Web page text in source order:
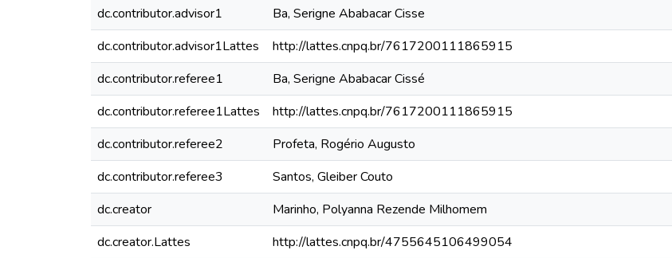
dc.contributor.advisor1
Ba, Serigne Ababacar Cisse
dc.contributor.advisor1Lattes
http://lattes.cnpq.br/7617200111865915
dc.contributor.referee1
Ba, Serigne Ababacar Cissé
dc.contributor.referee1Lattes
http://lattes.cnpq.br/7617200111865915
dc.contributor.referee2
Profeta, Rogério Augusto
dc.contributor.referee3
Santos, Gleiber Couto
dc.creator
Marinho, Polyanna Rezende Milhomem
dc.creator.Lattes
http://lattes.cnpq.br/4755645106499054